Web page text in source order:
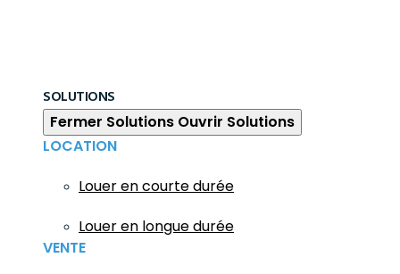
SOLUTIONS
Fermer Solutions Ouvrir Solutions
LOCATION
Louer en courte durée
Louer en longue durée
VENTE